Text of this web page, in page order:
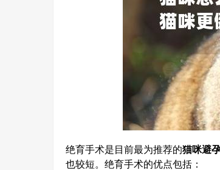
绝育手术是目前最为推荐的猫咪避
也较短。绝育手术的优点包括：